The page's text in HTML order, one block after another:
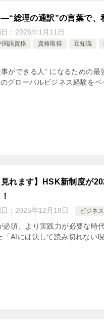
総理の通訳”の言葉で、
： 2026年1月11日
国語資格 資格取得 豆知識
ができる人” になるための
グローバルビジネス経験を
れます】HSK新制度が
： 2025年12月18日 ビジネ
必須、より実践力が必要な
「AIには決して読み切れな